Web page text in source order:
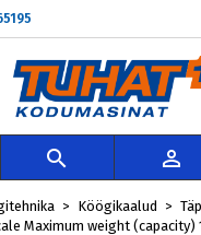
 
Köögikaalud
Maximum weight (capacity)
list
nimi
Loobu
sisselogitud, et tooteid